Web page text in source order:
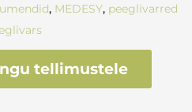
, MEDESY, peeglivarred
tellimustele